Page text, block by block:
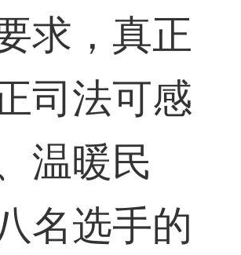
求，真正
司法可感
温暖民
名选手的